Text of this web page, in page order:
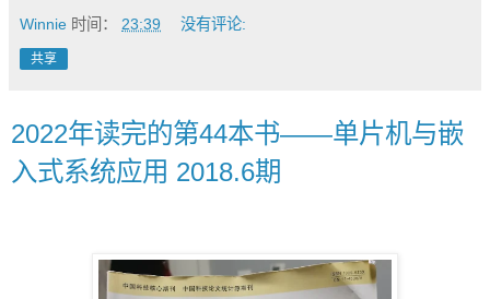
Winnie 时间： 23:39 没有评论:
共享
2022年读完的第44本书——单片机与嵌
入式系统应用 2018.6期